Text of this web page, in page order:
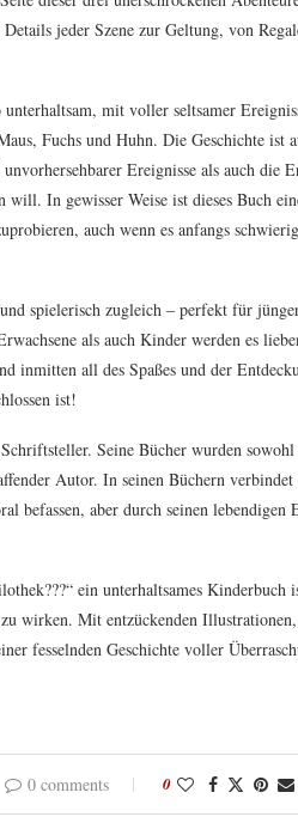
jeder Szene zur Geltung, von
mit voller seltsamer
Fuchs und Huhn. Die Geschichte ist
Ereignisse als auch die
In gewisser Weise ist dieses Buch
auch wenn es anfangs
spielerisch zugleich – perfekt für
als auch Kinder werden es
inmitten all des Spaßes und der
ist!
Seine Bücher wurden
Autor. In seinen Büchern
befassen, aber durch seinen
ein unterhaltsames
wirken. Mit entzückenden
fesselnden Geschichte voller
0 comments 0